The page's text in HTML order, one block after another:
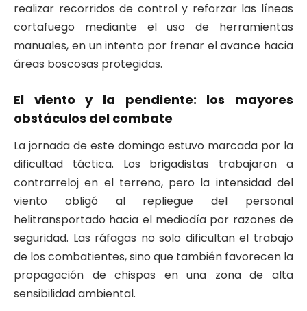
realizar recorridos de control y reforzar las líneas
cortafuego mediante el uso de herramientas
manuales, en un intento por frenar el avance hacia
áreas boscosas protegidas.
El viento y la pendiente: los mayores
obstáculos del combate
La jornada de este domingo estuvo marcada por la
dificultad táctica. Los brigadistas trabajaron a
contrarreloj en el terreno, pero la intensidad del
viento obligó al repliegue del personal
helitransportado hacia el mediodía por razones de
seguridad. Las ráfagas no solo dificultan el trabajo
de los combatientes, sino que también favorecen la
propagación de chispas en una zona de alta
sensibilidad ambiental.